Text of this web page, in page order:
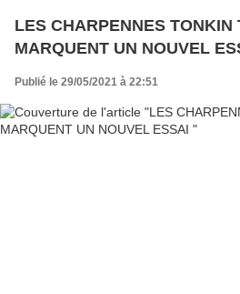
LES CHARPENNES TONKIN
MARQUENT UN NOUVEL
Publié le 29/05/2021 à 22:51